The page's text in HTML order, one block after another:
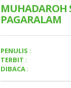
MUHADAROH
PAGARALAM
PENULIS :
TERBIT :
DIBACA :